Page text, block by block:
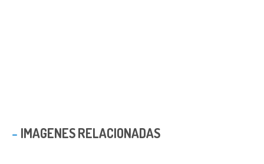
IMAGENES RELACIONADAS